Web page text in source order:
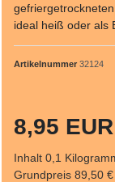
ideal heiß oder als
Artikelnummer 32124
8,95 EUR
Inhalt 0,1
Grundpreis 89,50